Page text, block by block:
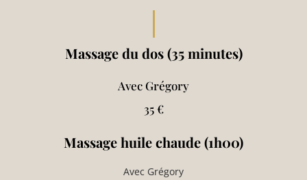
Massage du dos (35 minutes)
Avec Grégory
35 €
Massage huile chaude (1h00)
Avec Grégory